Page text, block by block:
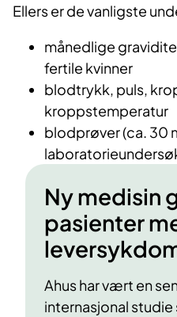
Ellers er de vanligste
månedlige
fertile kvinner
blodtrykk, puls,
kroppstemperatur
blodprøver (ca. 30
Ny medisin
pasienter
Ahus har vært en
internasjonal studie